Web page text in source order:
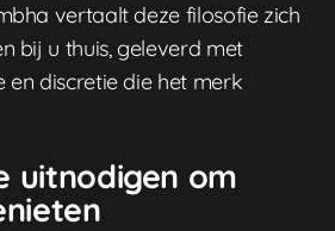
vertaalt deze filosofie zich
bij u thuis, geleverd met
en discretie die het merk
uitnodigen om